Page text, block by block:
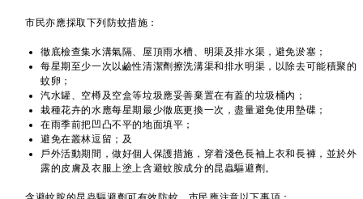
市民亦應採取下列防蚊措施：
徹底檢查集水溝氣隔、屋頂雨水槽、明渠及排水渠，避免淤塞；
每星期至少一次以鹼性清潔劑擦洗溝渠和排水明渠，以除去可能積聚的
蚊卵；
汽水罐、空樽及空盒等垃圾應妥善棄置在有蓋的垃圾桶內；
栽種花卉的水應每星期最少徹底更換一次，盡量避免使用墊碟；
在雨季前把凹凸不平的地面填平；
避免在叢林逗留；及
戶外活動期間，做好個人保護措施，穿着淺色長袖上衣和長褲，並於外
露的皮膚及衣服上塗上含避蚊胺成分的昆蟲驅避劑。